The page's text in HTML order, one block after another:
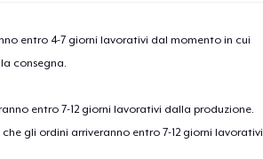
entro 4-7 giorni lavorativi dal momento in cui
consegna.
entro 7-12 giorni lavorativi dalla produzione.
che gli ordini arriveranno entro 7-12 giorni lavorativi
Die Cut Sticker
Triblend Tee